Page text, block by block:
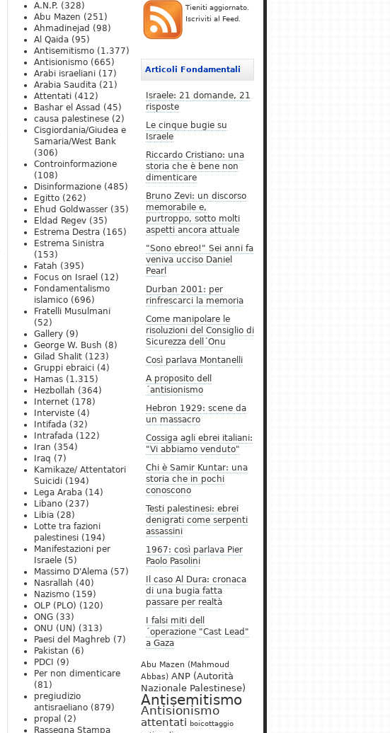
Tieniti aggiornato.
Iscriviti al Feed.
Articoli Fondamentali
Israele: 21 domande, 21
risposte
Le cinque bugie su
Israele
Riccardo Cristiano: una
storia che è bene non
dimenticare
Bruno Zevi: un discorso
memorabile e,
purtroppo, sotto molti
aspetti ancora attuale
"Sono ebreo!" Sei anni fa
veniva ucciso Daniel
Pearl
Durban 2001: per
rinfrescarci la memoria
Come manipolare le
risoluzioni del Consiglio di
Sicurezza dell´Onu
Così parlava Montanelli
A proposito dell
´antisionismo
Hebron 1929: scene da
un massacro
Cossiga agli ebrei italiani:
"Vi abbiamo venduto"
Chi è Samir Kuntar: una
storia che in pochi
conoscono
Testi palestinesi: ebrei
denigrati come serpenti
assassini
1967: così parlava Pier
Paolo Pasolini
Il caso Al Dura: cronaca
di una bugia fatta
passare per realtà
I falsi miti dell
´operazione "Cast Lead"
a Gaza
Abu Mazen (Mahmoud
Abbas) ANP (Autorità
Nazionale Palestinese)
Antisemitismo
Antisionismo
attentati boicottaggio
A.N.P. (328)
Abu Mazen (251)
Ahmadinejad (98)
Al Qaida (95)
Antisemitismo (1.377)
Antisionismo (665)
Arabi israeliani (17)
Arabia Saudita (21)
Attentati (412)
Bashar el Assad (45)
causa palestinese (2)
Cisgiordania/Giudea e
Samaria/West Bank
(306)
Controinformazione
(108)
Disinformazione (485)
Egitto (262)
Ehud Goldwasser (35)
Eldad Regev (35)
Estrema Destra (165)
Estrema Sinistra
(153)
Fatah (395)
Focus on Israel (12)
Fondamentalismo
islamico (696)
Fratelli Musulmani
(52)
Gallery (9)
George W. Bush (8)
Gilad Shalit (123)
Gruppi ebraici (4)
Hamas (1.315)
Hezbollah (364)
Internet (178)
Interviste (4)
Intifada (32)
Intrafada (122)
Iran (354)
Iraq (7)
Kamikaze/ Attentatori
Suicidi (194)
Lega Araba (14)
Libano (237)
Libia (28)
Lotte tra fazioni
palestinesi (194)
Manifestazioni per
Israele (5)
Massimo D'Alema (57)
Nasrallah (40)
Nazismo (159)
OLP (PLO) (120)
ONG (33)
ONU (UN) (313)
Paesi del Maghreb (7)
Pakistan (6)
PDCI
(9)
Per non dimenticare
(81)
pregiudizio
antisraeliano (879)
propal (2)
Rassegna Stampa